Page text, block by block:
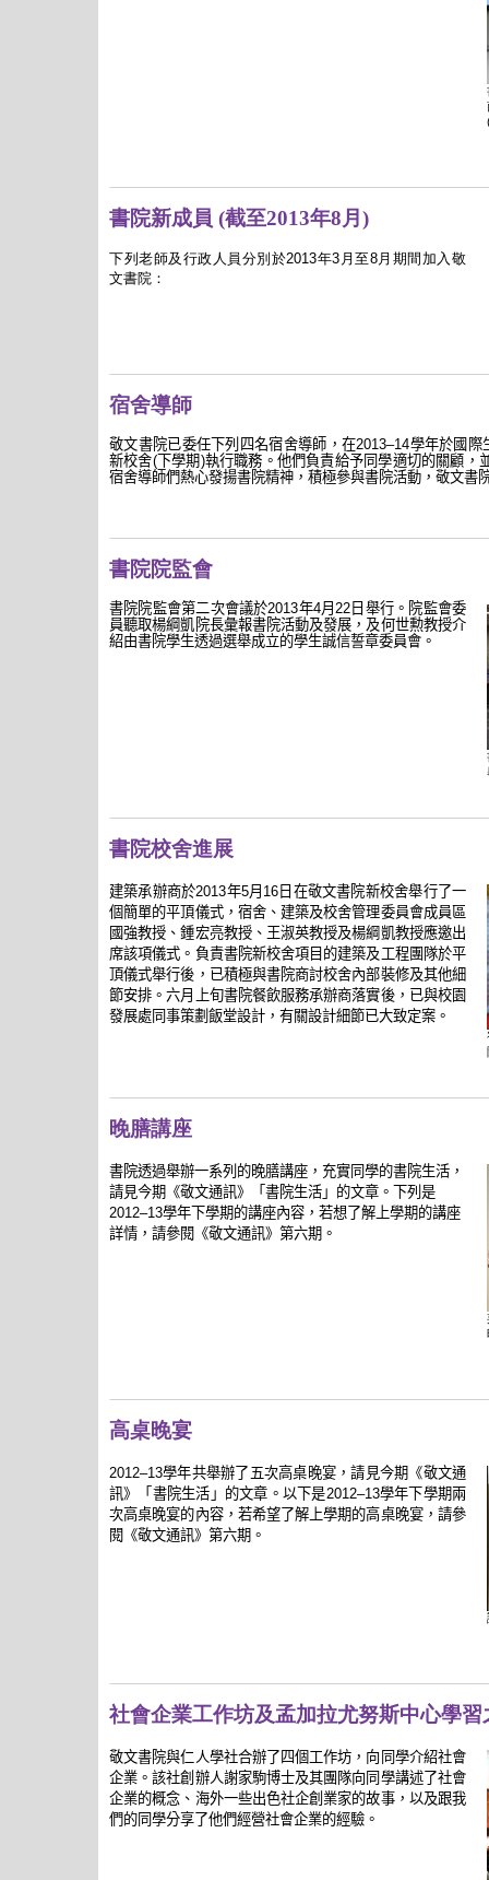
書院新成員 (截至2013年8月)
下列老師及行政人員分別於2013年3 月至8月期間加入敬
文書院：
宿舍導師
敬文書院已委任下列四名宿舍導師，在2013–14學年於國際
新校舍(下學期)執行職務。他們負責給予同學適切的關顧，
宿舍導師們熱心發揚書院精神，積極參與書院活動，敬文書
書院院監會
書院院監會第二次會議於2013年4月22日舉行。院監會委
員聽取楊綱凱院長彙報書院活動及發展，及何世勲教授介
紹由書院學生透過選舉成立的學生誠信誓章委員會。
書院校舍進展
建築承辦商於2013年5月16日在敬文書院新校舍舉行了一
個簡單的平頂儀式，宿舍、建築及校舍管理委員會成員區
國強教授、鍾宏亮教授、王淑英教授及楊綱凱教授應邀出
席該項儀式。負責書院新校舍項目的建築及工程團隊於平
頂儀式舉行後，已積極與書院商討校舍內部裝修及其他細
節安排。六月上旬書院餐飲服務承辦商落實後，已與校園
發展處同事策劃飯堂設計，有關設計細節已大致定案。
晚膳講座
書院透過舉辦一系列的晚膳講座，充實同學的書院生活，
請見今期《敬文通訊》「書院生活」的文章。下列是
2012–13學年下學期的講座內容，若想了解上學期的講座
詳情，請參閱《敬文通訊》第六期。
高桌晚宴
2012–13學年共舉辦了五次高桌晚宴，請見今期《敬文通
訊》「書院生活」的文章。以下是2012–13學年下學期兩
次高桌晚宴的內容，若希望了解上學期的高桌晚宴，請參
閱《敬文通訊》第六期。
社會企業工作坊及孟加拉尤努斯中心學習
敬文書院與仁人學社合辦了四個工作坊，向同學介紹社會
企業。該社創辦人謝家駒博士及其團隊向同學講述了社會
企業的概念、海外一些出色社企創業家的故事，以及跟我
們的同學分享了他們經營社會企業的經驗。